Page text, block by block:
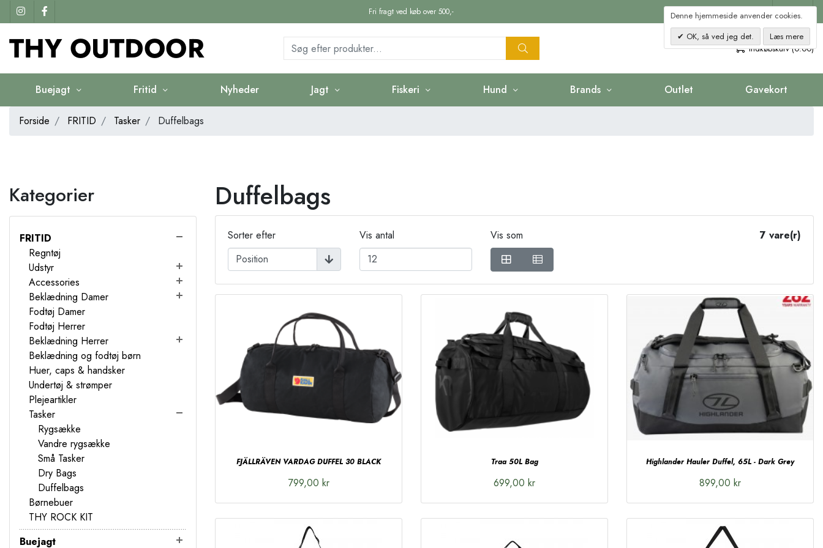
Fri fragt ved køb over 500,- Kontakt
0
Indkøbskurv (0.00)
Buejagt Fritid Nyheder Jagt Fiskeri Hund Brands Outlet Gavekort
Forside FRITID Tasker Duffelbags
Kategorier
FRITID
Regntøj
Udstyr
Accessories
Beklædning Damer
Fodtøj Damer
Fodtøj Herrer
Beklædning Herrer
Beklædning og fodtøj børn
Huer, caps & handsker
Undertøj & strømper
Plejeartikler
Tasker
Rygsække
Vandre rygsække
Små Tasker
Dry Bags
Duffelbags
Børnebuer
THY ROCK KIT
Buejagt
Duffelbags
Sorter efter Vis antal Vis som 7 vare(r)
FJÄLLRÄVEN VARDAG DUFFEL 30 BLACK
799,00 kr
Traa 50L Bag
699,00 kr
Highlander Hauler Duffel, 65L - Dark Grey
899,00 kr
Denne hjemmeside anvender cookies.
OK, så ved jeg det.
Læs mere